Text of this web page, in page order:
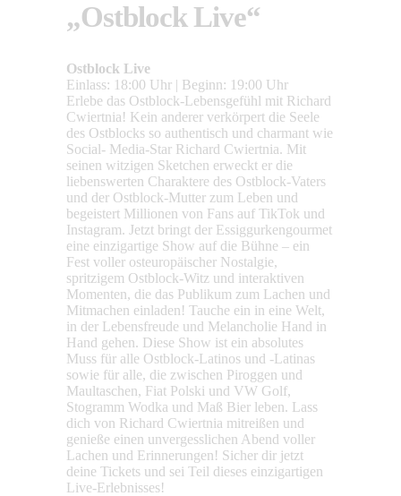
„Ostblock Live“
Ostblock Live
Einlass: 18:00 Uhr | Beginn: 19:00 Uhr
Erlebe das Ostblock-Lebensgefühl mit Richard
Cwiertnia! Kein anderer verkörpert die Seele
des Ostblocks so authentisch und charmant wie
Social- Media-Star Richard Cwiertnia. Mit
seinen witzigen Sketchen erweckt er die
liebenswerten Charaktere des Ostblock-Vaters
und der Ostblock-Mutter zum Leben und
begeistert Millionen von Fans auf TikTok und
Instagram. Jetzt bringt der Essiggurkengourmet
eine einzigartige Show auf die Bühne – ein
Fest voller osteuropäischer Nostalgie,
spritzigem Ostblock-Witz und interaktiven
Momenten, die das Publikum zum Lachen und
Mitmachen einladen! Tauche ein in eine Welt,
in der Lebensfreude und Melancholie Hand in
Hand gehen. Diese Show ist ein absolutes
Muss für alle Ostblock-Latinos und -Latinas
sowie für alle, die zwischen Piroggen und
Maultaschen, Fiat Polski und VW Golf,
Stogramm Wodka und Maß Bier leben. Lass
dich von Richard Cwiertnia mitreißen und
genieße einen unvergesslichen Abend voller
Lachen und Erinnerungen! Sicher dir jetzt
deine Tickets und sei Teil dieses einzigartigen
Live-Erlebnisses!